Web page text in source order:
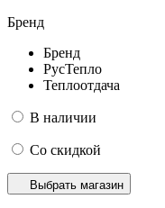
Бренд
Бренд
РусТепло
Теплоотдача
В наличии
Со скидкой
Выбрать магазин